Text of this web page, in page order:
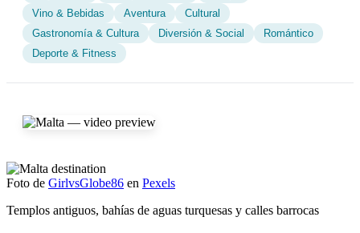
Vino & Bebidas
Aventura
Cultural
Gastronomía & Cultura
Diversión & Social
Romántico
Deporte & Fitness
Foto de GirlvsGlobe86 en Pexels
Templos antiguos, bahías de aguas turquesas y calles barrocas